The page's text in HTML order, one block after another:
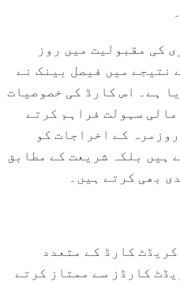
کی مقبولیت میں روز
نتیجے میں فیصل بینک نے
ہے۔ اس کارڈ کی خصوصیات
سہولت فراہم کرتے
کے اخراجات کو
ہیں بلکہ شریعت کے مطابق
بھی کرتے ہیں۔
کریڈٹ کارڈ کے متعدد
کارڈز سے ممتاز کرتے